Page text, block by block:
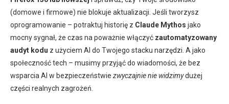
(domowe i firmowe) nie blokuje aktualizacji. Jeśli tworzysz
oprogramowanie – potraktuj historię z Claude Mythos jako
mocny sygnał, że czas na poważnie włączyć zautomatyzowany
audyt kodu z użyciem AI do Twojego stacku narzędzi. A jako
społeczność tech – musimy przyjąć do wiadomości, że bez
wsparcia AI w bezpieczeństwie zwyczajnie nie widzimydużej
części realnych zagrożeń.